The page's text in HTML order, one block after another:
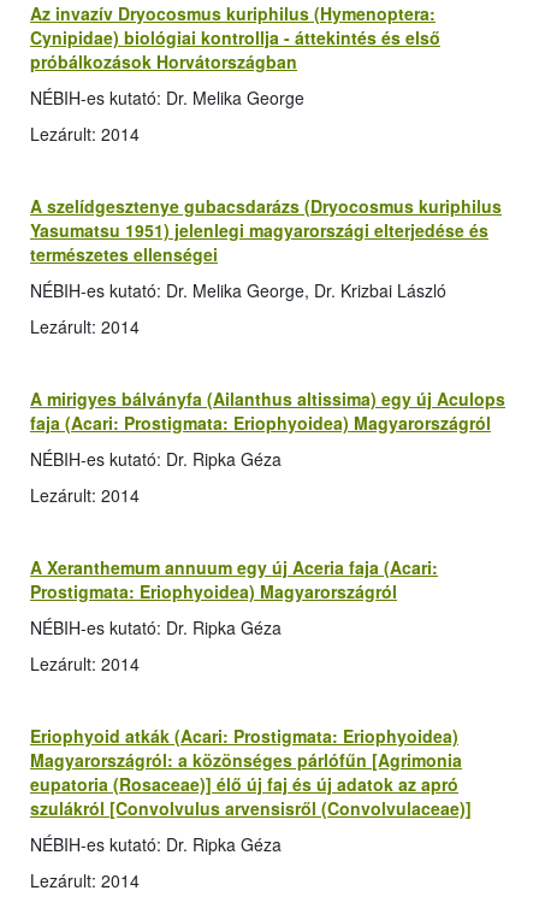
Az invazív Dryocosmus kuriphilus (Hymenoptera:
Cynipidae) biológiai kontrollja - áttekintés és első
próbálkozások Horvátországban
NÉBIH-es kutató: Dr. Melika George
Lezárult: 2014
A szelídgesztenye gubacsdarázs (Dryocosmus kuriphilus
Yasumatsu 1951) jelenlegi magyarországi elterjedése és
természetes ellenségei
NÉBIH-es kutató: Dr. Melika George, Dr. Krizbai László
Lezárult: 2014
A mirigyes bálványfa (Ailanthus altissima) egy új Aculops
faja (Acari: Prostigmata: Eriophyoidea) Magyarországról
NÉBIH-es kutató: Dr. Ripka Géza
Lezárult: 2014
A Xeranthemum annuum egy új Aceria faja (Acari:
Prostigmata: Eriophyoidea) Magyarországról
NÉBIH-es kutató: Dr. Ripka Géza
Lezárult: 2014
Eriophyoid atkák (Acari: Prostigmata: Eriophyoidea)
Magyarországról: a közönséges párlófűn [Agrimonia
eupatoria (Rosaceae)] élő új faj és új adatok az apró
szulákról [Convolvulus arvensisről (Convolvulaceae)]
NÉBIH-es kutató: Dr. Ripka Géza
Lezárult: 2014